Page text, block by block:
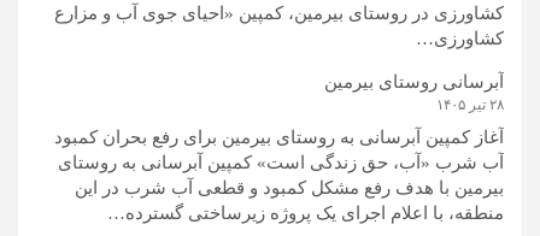
کشاورزی در روستای بیرمین، کمپین «احیای جوی آب و مزارع
کشاورزی…
آبرسانی روستای بیرمین
۲۸ تیر ۱۴۰۵
آغاز کمپین آبرسانی به روستای بیرمین برای رفع بحران کمبود
آب شرب «آب، حق زندگی است» کمپین آبرسانی به روستای
بیرمین با هدف رفع مشکل کمبود و قطعی آب شرب در این
منطقه، با اعلام اجرای یک پروژه زیرساختی گسترده…